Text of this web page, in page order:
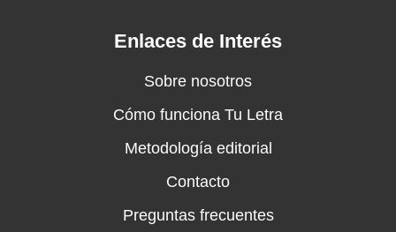
Enlaces de Interés
Sobre nosotros
Cómo funciona Tu Letra
Metodología editorial
Contacto
Preguntas frecuentes